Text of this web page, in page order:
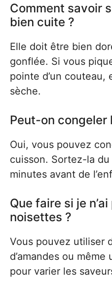
Comment savoir
bien cuite ?
Elle doit être bien
gonflée. Si vous
pointe d’un couteau,
sèche.
Peut-on congeler
Oui, vous pouvez
cuisson. Sortez-la
minutes avant de
Que faire si je
noisettes ?
Vous pouvez utiliser
d’amandes ou
pour varier les